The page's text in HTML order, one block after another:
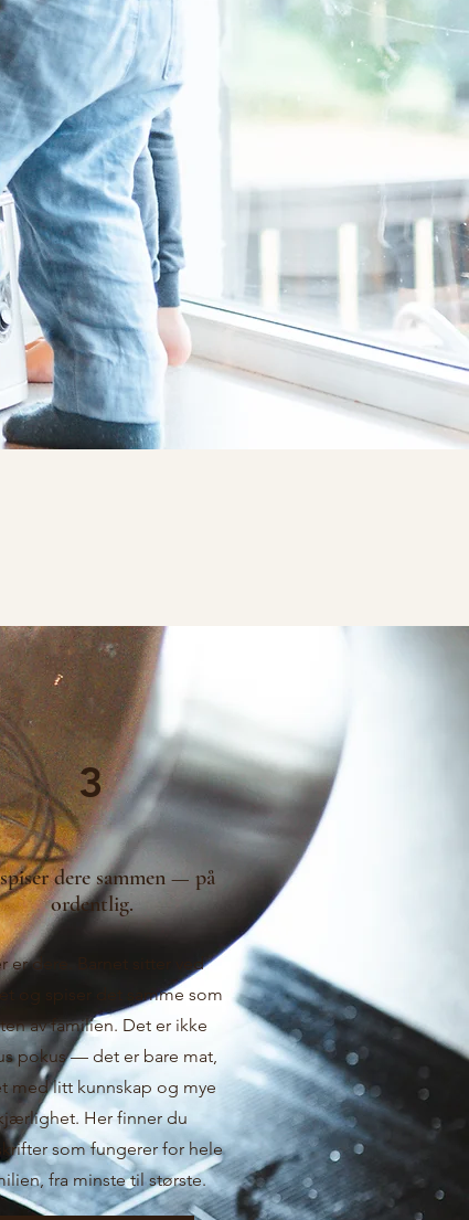
3
dere sammen — på
ordentlig.
er dere. Barnet sitter ved
og spiser det samme som
av familien. Det er ikke
pokus — det er bare mat,
med litt kunnskap og mye
Her finner du
som fungerer for hele
fra minste til største.